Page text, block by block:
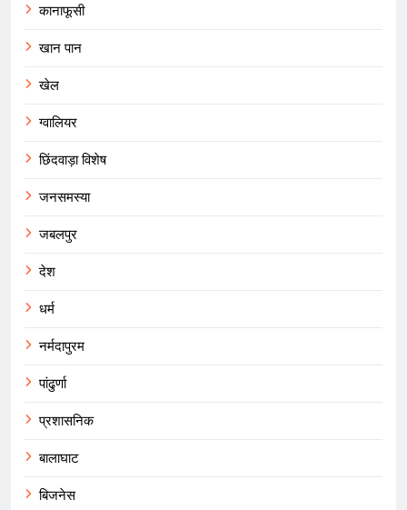
कानाफूसी
खान पान
खेल
ग्वालियर
छिंदवाड़ा विशेष
जनसमस्या
जबलपुर
देश
धर्म
नर्मदापुरम
पांढुर्णा
प्रशासनिक
बालाघाट
बिजनेस